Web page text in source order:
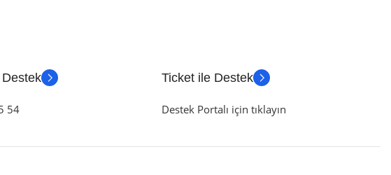
54
Ticket ile Destek
Destek Portalı için tıklayın